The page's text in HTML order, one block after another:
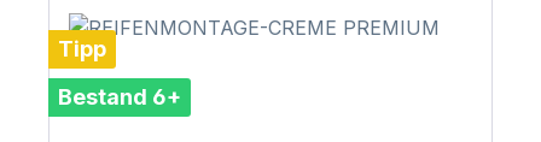
Tipp
Bestand 6+